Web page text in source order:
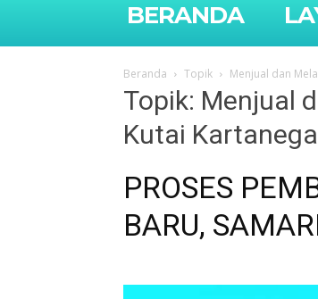
BERANDA
Beranda Topik Menjual dan
Topik: Menjual
Kutai
PROSES
BARU,